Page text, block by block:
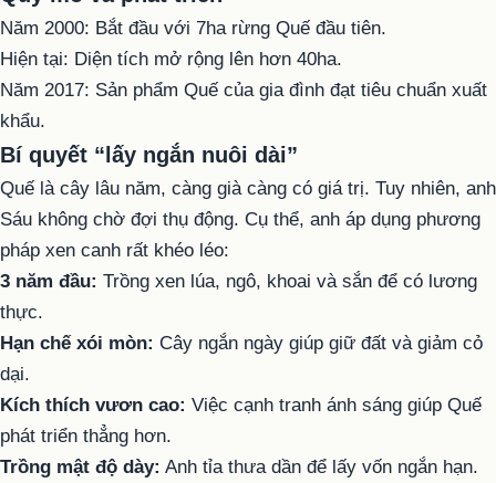
Năm 2000: Bắt đầu với 7ha rừng Quế đầu tiên.
Hiện tại: Diện tích mở rộng lên hơn 40ha.
Năm 2017: Sản phẩm Quế của gia đình đạt tiêu chuẩn xuất
khẩu.
Bí quyết “lấy ngắn nuôi dài”
Quế là cây lâu năm, càng già càng có giá trị. Tuy nhiên, anh
Sáu không chờ đợi thụ động. Cụ thể, anh áp dụng phương
pháp xen canh rất khéo léo:
3 năm đầu: Trồng xen lúa, ngô, khoai và sắn để có lương
thực.
Hạn chế xói mòn: Cây ngắn ngày giúp giữ đất và giảm cỏ
dại.
Kích thích vươn cao: Việc cạnh tranh ánh sáng giúp Quế
phát triển thẳng hơn.
Trồng mật độ dày: Anh tỉa thưa dần để lấy vốn ngắn hạn.